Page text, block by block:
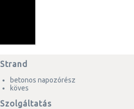
Strand
betonos napozórész
köves
Szolgáltatás